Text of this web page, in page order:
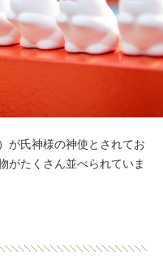
が氏神様の神使とされてお
がたくさん並べられていま